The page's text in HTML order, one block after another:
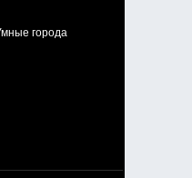
города